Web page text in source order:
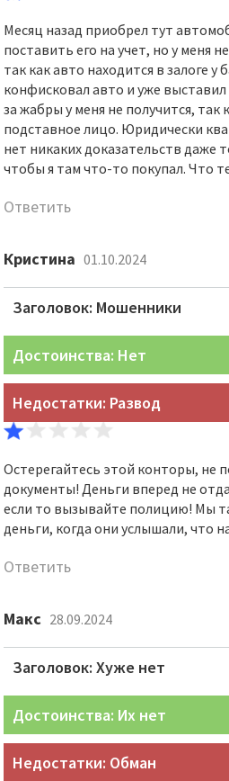
Месяц назад приобрел тут
поставить его на учет, но у меня
так как авто находится в залоге у
конфисковал авто и уже выставил
за жабры у меня не получится, так
подставное лицо. Юридически
нет никаких доказательств даже
чтобы я там что-то покупал. Что
Ответить
Кристина 01.10.2024
Заголовок: Мошенники
Достоинства: Нет
Недостатки: Развод
Остерегайтесь этой конторы, не
документы! Деньги вперед не
если то вызывайте полицию! Мы
деньги, когда они услышали, что
Ответить
Макс 28.09.2024
Заголовок: Хуже нет
Достоинства: Их нет
Недостатки: Обман